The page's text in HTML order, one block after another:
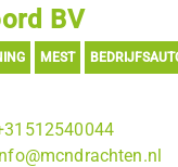
BV
MEST